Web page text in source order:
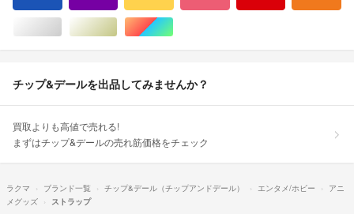
シルバー/銀色系ゴールド/金色系マルチカラー
チップ&デールを出品してみませんか？
買取よりも高値で売れる!
まずはチップ&デールの売れ筋価格をチェック
ラクマ ブランド一覧 チップ&デール（チップアンドデール） エンタメ/ホビー
アニ
メグッズ
ストラップ